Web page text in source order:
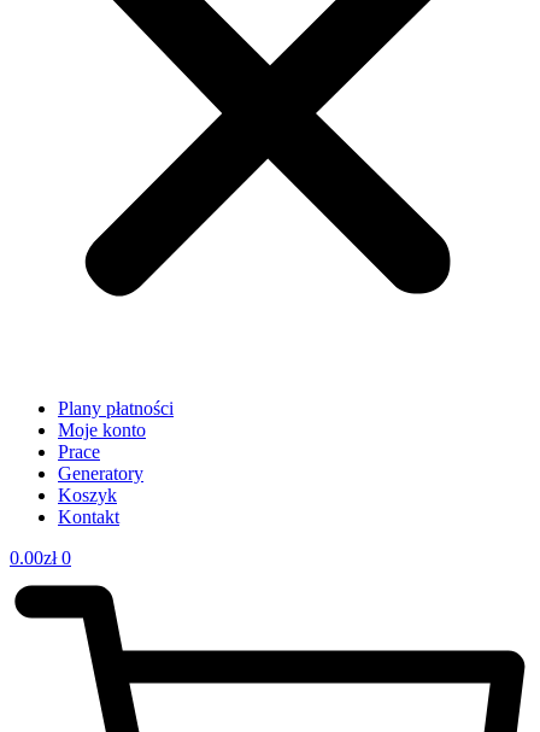
Plany płatności
Moje konto
Prace
Generatory
Koszyk
Kontakt
0.00zł 0